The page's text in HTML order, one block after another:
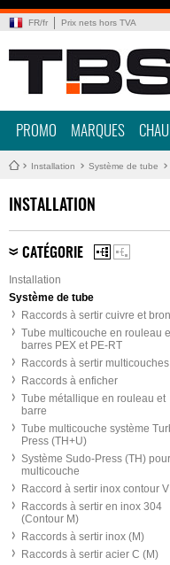
FR/fr Prix nets hors TVA
PROMO MARQUES
Installation Système de tube
INSTALLATION
CATÉGORIE
Installation
Système de tube
Raccords à sertir cuivre et
Tube multicouche en rouleau
barres PEX et PE-RT
Raccords à sertir multicouches
Raccords à enficher
Tube métallique en rouleau et
barre
Tube multicouche système
Press (TH+U)
Système Sudo-Press (TH) pour
multicouche
Raccord à sertir inox contour V
Raccords à sertir en inox 304
(Contour M)
Raccords à sertir inox (M)
Raccords à sertir acier C (M)